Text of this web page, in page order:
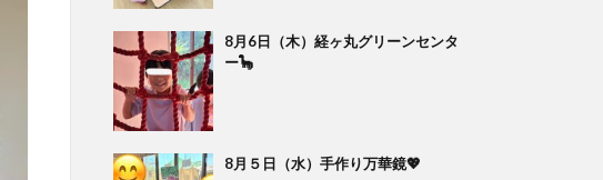
8月6日（木）経ヶ丸グリーンセンタ
ー🦕
8月５日（水）手作り万華鏡💖